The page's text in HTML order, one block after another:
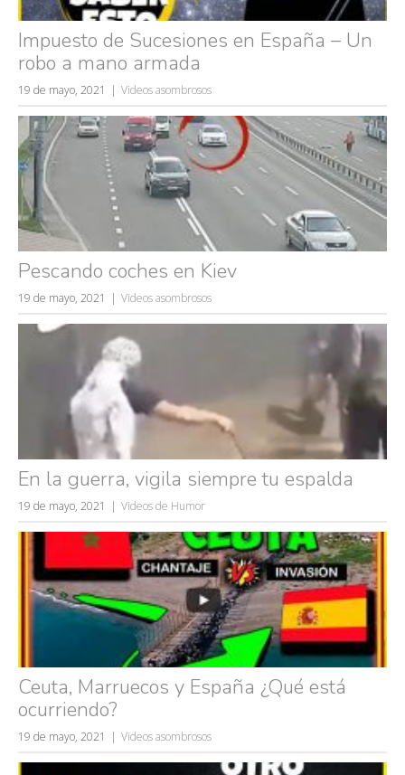
Búsquedas populares
mujeres guapas
volver a nacer
accidentes
wtf
rusos
caídas
Impuesto de Sucesiones en España – Un
robo a mano armada
19 de mayo, 2021 Videos asombrosos
Pescando coches en Kiev
19 de mayo, 2021 Videos asombrosos
En la guerra, vigila siempre tu espalda
19 de mayo, 2021 Videos de Humor
Ceuta, Marruecos y España ¿Qué está
ocurriendo?
19 de mayo, 2021 Videos asombrosos